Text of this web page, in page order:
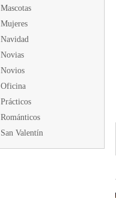
Mascotas
Mujeres
Navidad
Novias
Novios
Oficina
Prácticos
Románticos
San Valentín